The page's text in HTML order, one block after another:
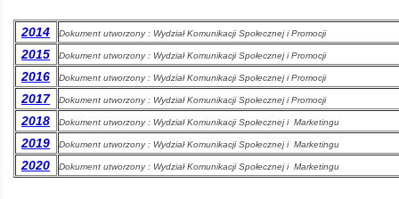
Kolej
Aglomeracyjna
2014 Dokument utworzony : Wydział Komunikacji Społecznej i Promocji
2015 Dokument utworzony : Wydział Komunikacji Społecznej i Promocji
2016 Dokument utworzony : Wydział Komunikacji Społecznej i Promocji
2017 Dokument utworzony : Wydział Komunikacji Społecznej i Promocji
2018 Dokument utworzony : Wydział Komunikacji Społecznej i Marketingu
2019 Dokument utworzony : Wydział Komunikacji Społecznej i Marketingu
2020 Dokument utworzony : Wydział Komunikacji Społecznej i Marketingu